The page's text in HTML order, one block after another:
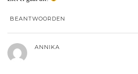
BEANTWOORDEN
ANNIKA